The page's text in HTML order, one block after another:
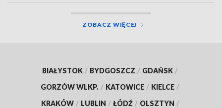
ZOBACZ WIĘCEJ
BIAŁYSTOK / BYDGOSZCZ / GDAŃSK /
GORZÓW WLKP. / KATOWICE / KIELCE /
KRAKÓW / LUBLIN / ŁÓDŹ / OLSZTYN /